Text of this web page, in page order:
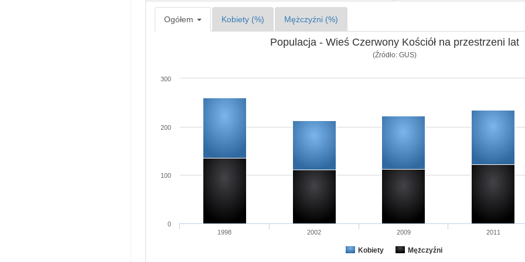
Ogółem Kobiety (%) Mężczyźni (%)
Populacja - Wieś Czerwony Kościół na przestrzeni lat
(Źródło: GUS)
Kobiety Mężczyźni
1998 2002 2009 2011
0
100
200
300